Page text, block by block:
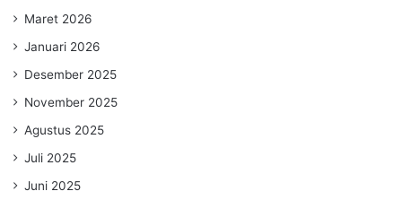
Maret 2026
Januari 2026
Desember 2025
November 2025
Agustus 2025
Juli 2025
Juni 2025